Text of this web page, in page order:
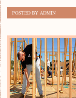
POSTED BY ADMIN